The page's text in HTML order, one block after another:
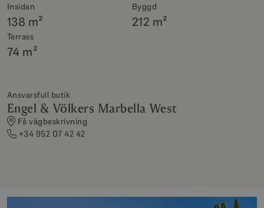
Insidan
138 m²
Byggd
212 m²
Terrass
74 m²
Ansvarsfull butik
Engel & Völkers Marbella West
Få vägbeskrivning
+34 952 07 42 42